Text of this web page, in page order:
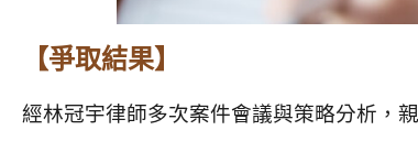
【爭取結果】
經林冠宇律師多次案件會議與策略分析，